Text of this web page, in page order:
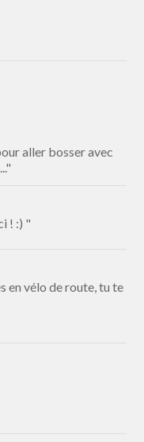
aller bosser avec
! :) "
en vélo de route, tu te